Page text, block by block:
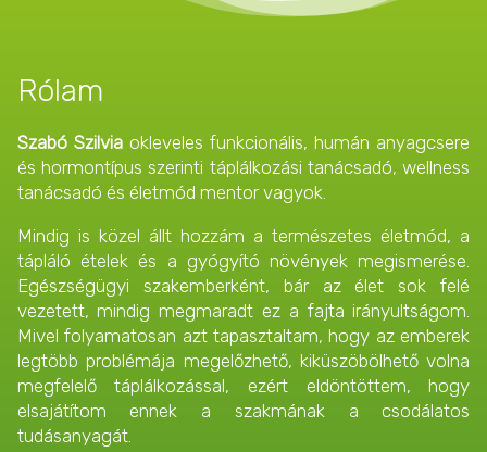
Rólam
Szabó Szilviaokleveles funkcionális, humán anyagcsere
és hormontípus szerinti táplálkozási tanácsadó, wellness
tanácsadó és életmód mentor vagyok.
Mindig is közel állt hozzám a természetes életmód, a
tápláló ételek és a gyógyító növények megismerése.
Egészségügyi szakemberként, bár az élet sok felé
vezetett, mindig megmaradt ez a fajta irányultságom.
Mivel folyamatosan azt tapasztaltam, hogy az emberek
legtöbb problémája megelőzhető, kiküszöbölhető volna
megfelelő táplálkozással, ezért eldöntöttem, hogy
elsajátítom ennek a szakmának a csodálatos
tudásanyagát.